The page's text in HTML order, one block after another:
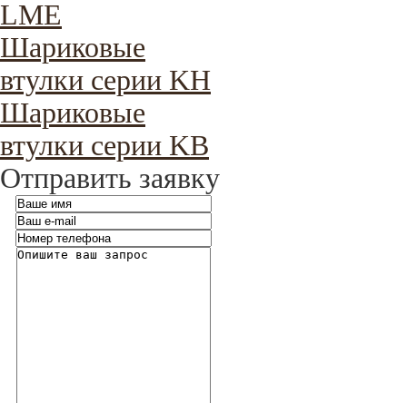
LME
Шариковые
втулки серии KH
Шариковые
втулки серии KB
Отправить заявку